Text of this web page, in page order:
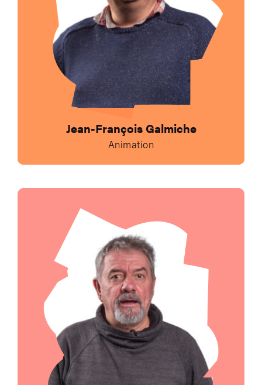
Jean-François Galmiche
Animation
Envoyer un e-mail